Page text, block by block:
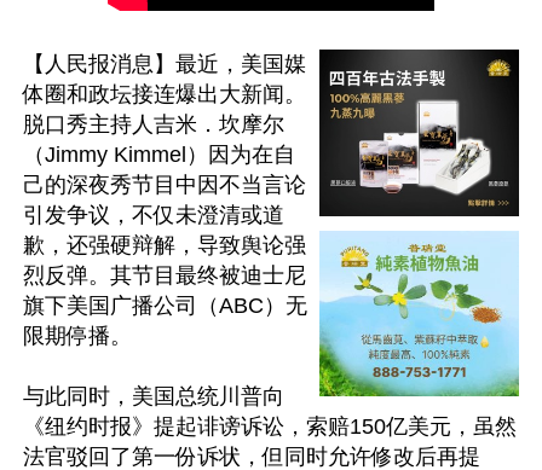
【人民报消息】最近，美国媒
体圈和政坛接连爆出大新闻。
脱口秀主持人吉米．坎摩尔
（Jimmy Kimmel）因为在自
己的深夜秀节目中因不当言论
引发争议，不仅未澄清或道
歉，还强硬辩解，导致舆论强
烈反弹。其节目最终被迪士尼
旗下美国广播公司（ABC）无
限期停播。
与此同时，美国总统川普向
《纽约时报》提起诽谤诉讼，索赔150亿美元，虽然
法官驳回了第一份诉状，但同时允许修改后再提